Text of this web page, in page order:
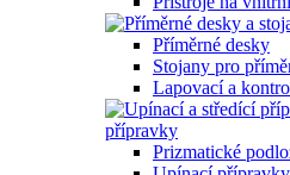
Příměrné desky
Stojany pro
Lapovací a
přípravky
Prizmatické